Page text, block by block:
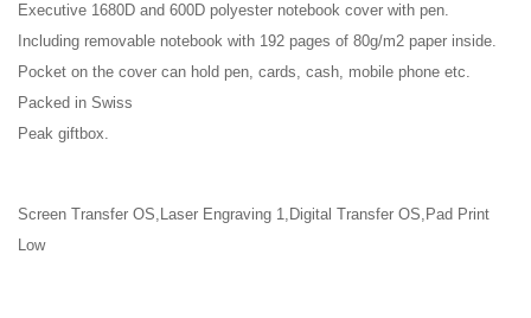
Executive 1680D and 600D polyester notebook cover with pen.
Including removable notebook with 192 pages of 80g/m2 paper inside.
Pocket on the cover can hold pen, cards, cash, mobile phone etc.
Packed in Swiss
Peak giftbox.
Screen Transfer OS,Laser Engraving 1,Digital Transfer OS,Pad Print
Low